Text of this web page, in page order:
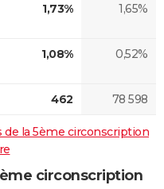
1,73% 1,65%
1,08% 0,52%
462 78 598
de la 5ème circonscription
circonscription